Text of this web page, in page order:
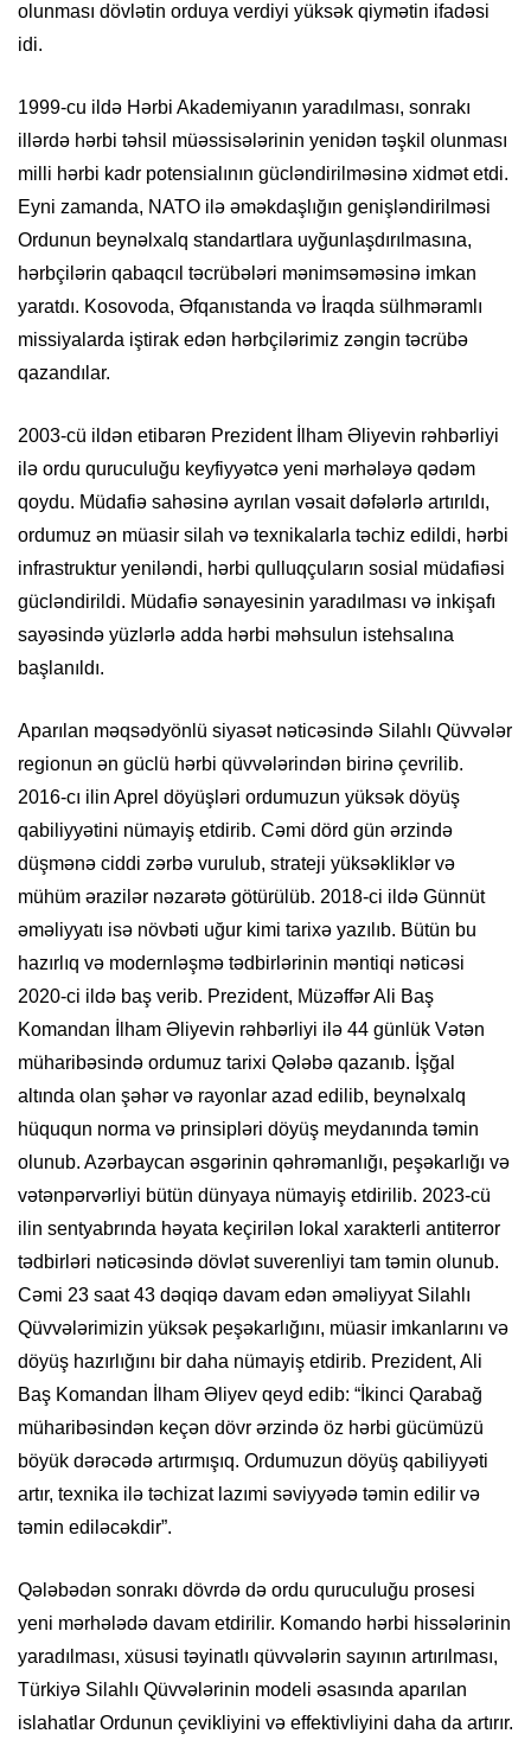
olunması dövlətin orduya verdiyi yüksək qiymətin ifadəsi
idi.
1999-cu ildə Hərbi Akademiyanın yaradılması, sonrakı
illərdə hərbi təhsil müəssisələrinin yenidən təşkil olunması
milli hərbi kadr potensialının gücləndirilməsinə xidmət etdi.
Eyni zamanda, NATO ilə əməkdaşlığın genişləndirilməsi
Ordunun beynəlxalq standartlara uyğunlaşdırılmasına,
hərbçilərin qabaqcıl təcrübələri mənimsəməsinə imkan
yaratdı. Kosovoda, Əfqanıstanda və İraqda sülhməramlı
missiyalarda iştirak edən hərbçilərimiz zəngin təcrübə
qazandılar.
2003-cü ildən etibarən Prezident İlham Əliyevin rəhbərliyi
ilə ordu quruculuğu keyfiyyətcə yeni mərhələyə qədəm
qoydu. Müdafiə sahəsinə ayrılan vəsait dəfələrlə artırıldı,
ordumuz ən müasir silah və texnikalarla təchiz edildi, hərbi
infrastruktur yeniləndi, hərbi qulluqçuların sosial müdafiəsi
gücləndirildi. Müdafiə sənayesinin yaradılması və inkişafı
sayəsində yüzlərlə adda hərbi məhsulun istehsalına
başlanıldı.
Aparılan məqsədyönlü siyasət nəticəsində Silahlı Qüvvələr
regionun ən güclü hərbi qüvvələrindən birinə çevrilib.
2016-cı ilin Aprel döyüşləri ordumuzun yüksək döyüş
qabiliyyətini nümayiş etdirib. Cəmi dörd gün ərzində
düşmənə ciddi zərbə vurulub, strateji yüksəkliklər və
mühüm ərazilər nəzarətə götürülüb. 2018-ci ildə Günnüt
əməliyyatı isə növbəti uğur kimi tarixə yazılıb. Bütün bu
hazırlıq və modernləşmə tədbirlərinin məntiqi nəticəsi
2020-ci ildə baş verib. Prezident, Müzəffər Ali Baş
Komandan İlham Əliyevin rəhbərliyi ilə 44 günlük Vətən
müharibəsində ordumuz tarixi Qələbə qazanıb. İşğal
altında olan şəhər və rayonlar azad edilib, beynəlxalq
hüququn norma və prinsipləri döyüş meydanında təmin
olunub. Azərbaycan əsgərinin qəhrəmanlığı, peşəkarlığı və
vətənpərvərliyi bütün dünyaya nümayiş etdirilib. 2023-cü
ilin sentyabrında həyata keçirilən lokal xarakterli antiterror
tədbirləri nəticəsində dövlət suverenliyi tam təmin olunub.
Cəmi 23 saat 43 dəqiqə davam edən əməliyyat Silahlı
Qüvvələrimizin yüksək peşəkarlığını, müasir imkanlarını və
döyüş hazırlığını bir daha nümayiş etdirib. Prezident, Ali
Baş Komandan İlham Əliyev qeyd edib: “İkinci Qarabağ
müharibəsindən keçən dövr ərzində öz hərbi gücümüzü
böyük dərəcədə artırmışıq. Ordumuzun döyüş qabiliyyəti
artır, texnika ilə təchizat lazımi səviyyədə təmin edilir və
təmin ediləcəkdir”.
Qələbədən sonrakı dövrdə də ordu quruculuğu prosesi
yeni mərhələdə davam etdirilir. Komando hərbi hissələrinin
yaradılması, xüsusi təyinatlı qüvvələrin sayının artırılması,
Türkiyə Silahlı Qüvvələrinin modeli əsasında aparılan
islahatlar Ordunun çevikliyini və effektivliyini daha da artırır.